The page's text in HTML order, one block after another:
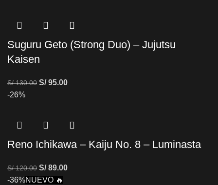
Suguru Geto (Strong Duo) – Jujutsu
Kaisen
S/130.00 S/95.00
-26%
Reno Ichikawa – Kaiju No. 8 – Luminasta
S/120.00 S/89.00
-36%NUEVO 🔥